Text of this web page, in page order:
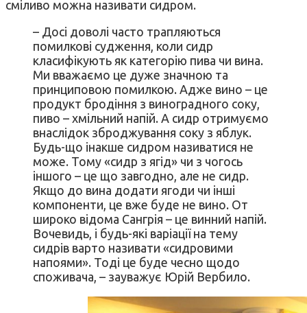
сміливо можна називати сидром.
– Досі доволі часто трапляються
помилкові судження, коли сидр
класифікують як категорію пива чи вина.
Ми вважаємо це дуже значною та
принциповою помилкою. Адже вино – це
продукт бродіння з виноградного соку,
пиво – хмільний напій. А сидр отримуємо
внаслідок зброджування соку з яблук.
Будь-що інакше сидром називатися не
може. Тому «сидр з ягід» чи з чогось
іншого – це що завгодно, але не сидр.
Якщо до вина додати ягоди чи інші
компоненти, це вже буде не вино. От
широко відома Сангрія – це винний напій.
Вочевидь, і будь-які варіації на тему
сидрів варто називати «сидровими
напоями». Тоді це буде чесно щодо
споживача, – зауважує Юрій Вербило.